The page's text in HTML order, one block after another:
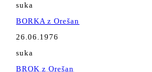
suka
BORKA z Orešan
26.06.1976
suka
BROK z Orešan